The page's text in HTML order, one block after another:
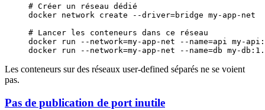
# Créer un réseau dédié
docker network create --driver=bridge my-app-net
# Lancer les conteneurs dans ce réseau
docker run --network=my-app-net --name=api my-
docker run --network=my-app-net --name=db my-
Les conteneurs sur des réseaux user-defined séparés ne se voient
pas.
Pas de publication de port inutile